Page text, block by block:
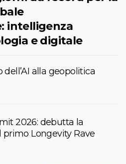
intelligenza
e digitale
alla geopolitica
2026: debutta la
primo Longevity Rave